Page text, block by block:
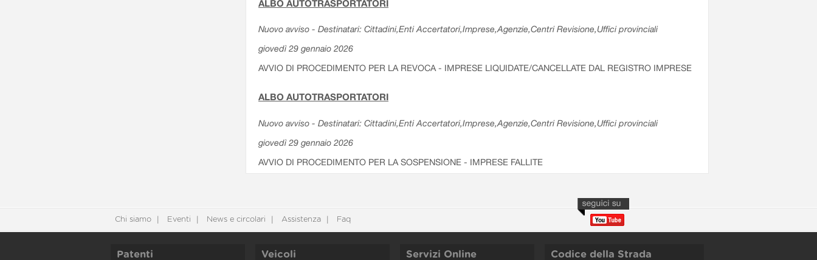
ALBO AUTOTRASPORTATORI
Nuovo avviso - Destinatari: Cittadini,Enti Accertatori,Imprese,Agenzie,Centri Revisione,Uffici provinciali
giovedì 29 gennaio 2026
AVVIO DI PROCEDIMENTO PER LA REVOCA - IMPRESE LIQUIDATE/CANCELLATE DAL REGISTRO IMPRESE
ALBO AUTOTRASPORTATORI
Nuovo avviso - Destinatari: Cittadini,Enti Accertatori,Imprese,Agenzie,Centri Revisione,Uffici provinciali
giovedì 29 gennaio 2026
AVVIO DI PROCEDIMENTO PER LA SOSPENSIONE - IMPRESE FALLITE
Chi siamo Eventi News e circolari Assistenza Faq
Patenti Veicoli Servizi Online Codice della Strada